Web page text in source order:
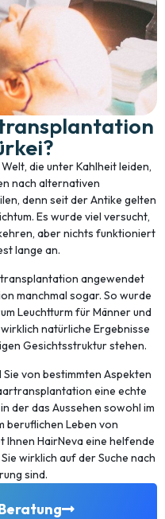
die unter Kahlheit leiden,
nach alternativen
denn seit der Antike gelten
Es wurde viel versucht,
aber nichts funktioniert
lange an.
angewendet
manchmal sogar. So wurde
Leuchtturm für Männer und
natürliche Ergebnisse
Gesichtsstruktur stehen.
von bestimmten Aspekten
eine echte
der das Aussehen sowohl im
beruflichen Leben von
HairNeva eine helfende
wirklich auf der Suche nach
sind.